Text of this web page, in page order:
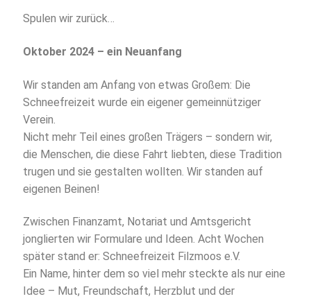
Spulen wir zurück…
Oktober 2024 – ein Neuanfang
Wir standen am Anfang von etwas Großem: Die
Schneefreizeit wurde ein eigener gemeinnütziger
Verein.
Nicht mehr Teil eines großen Trägers – sondern wir,
die Menschen, die diese Fahrt liebten, diese Tradition
trugen und sie gestalten wollten. Wir standen auf
eigenen Beinen!
Zwischen Finanzamt, Notariat und Amtsgericht
jonglierten wir Formulare und Ideen. Acht Wochen
später stand er: Schneefreizeit Filzmoos e.V.
Ein Name, hinter dem so viel mehr steckte als nur eine
Idee – Mut, Freundschaft, Herzblut und der